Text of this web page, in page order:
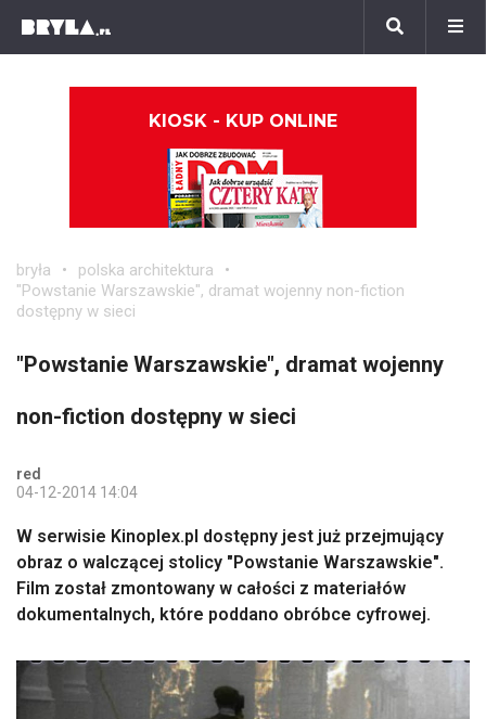
KIOSK - KUP ONLINE
bryła
polska architektura
"Powstanie Warszawskie", dramat wojenny non-fiction
dostępny w sieci
"Powstanie Warszawskie", dramat wojenny
non-fiction dostępny w sieci
red
04-12-2014 14:04
W serwisie Kinoplex.pl dostępny jest już przejmujący
obraz o walczącej stolicy "Powstanie Warszawskie".
Film został zmontowany w całości z materiałów
dokumentalnych, które poddano obróbce cyfrowej.